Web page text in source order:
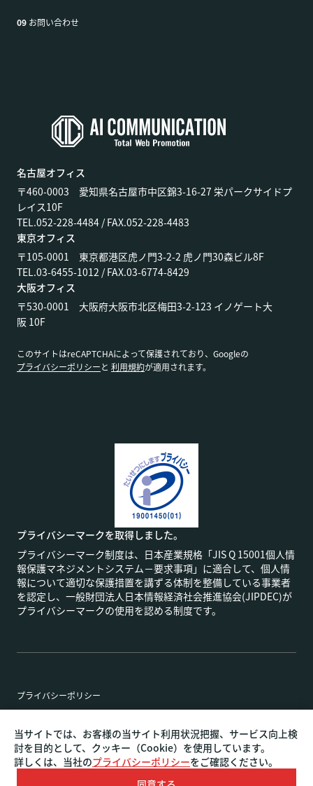
当サイトでは、お客様の当サイト利用状況把握、サービス向上検
討を目的として、クッキー（Cookie）を使用しています。
詳しくは、当社のプライバシーポリシーをご確認ください。
09 お問い合わせ
名古屋オフィス
〒460-0003 愛知県名古屋市中区錦3-16-27 栄パークサイドプ
レイス10F
TEL.052-228-4484 / FAX.052-228-4483
東京オフィス
〒105-0001 東京都港区虎ノ門3-2-2 虎ノ門30森ビル8F
TEL.03-6455-1012 / FAX.03-6774-8429
大阪オフィス
〒530-0001 大阪府大阪市北区梅田3-2-123 イノゲート大
阪 10F
このサイトはreCAPTCHAによって保護されており、Googleの
プライバシーポリシーと 利用規約が適用されます。
プライバシーマークを取得しました。
プライバシーマーク制度は、日本産業規格「JIS Q 15001個人情
報保護マネジメントシステム－要求事項」に適合して、個人情
報について適切な保護措置を講ずる体制を整備している事業者
を認定し、一般財団法人日本情報経済社会推進協会(JIPDEC)が
プライバシーマークの使用を認める制度です。
Copyright©
名古屋・東京・大阪のホームページ制作やリニューアルな
プライバシーポリシー